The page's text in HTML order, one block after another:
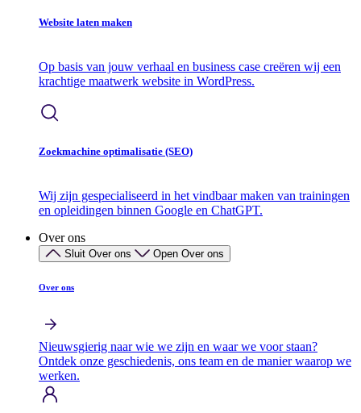
Website laten maken
Op basis van jouw verhaal en business case creëren wij een
krachtige maatwerk website in WordPress.
Zoekmachine optimalisatie (SEO)
Wij zijn gespecialiseerd in het vindbaar maken van trainingen
en opleidingen binnen Google en ChatGPT.
Over ons
Sluit Over ons Open Over ons
Over ons
Nieuwsgierig naar wie we zijn en waar we voor staan?
Ontdek onze geschiedenis, ons team en de manier waarop we
werken.